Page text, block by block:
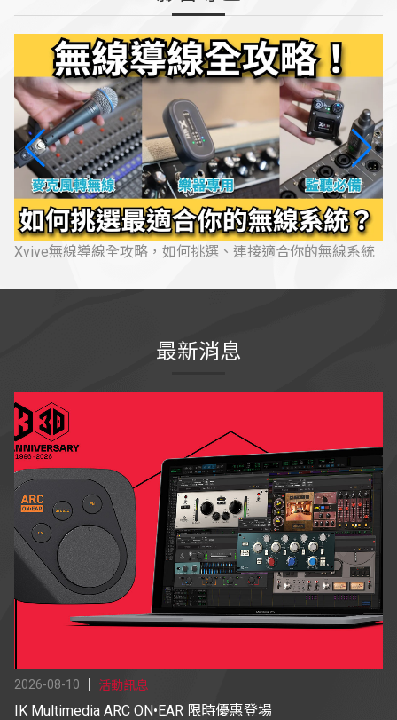
Xvive無線導線全攻略，如何挑選、連接適合你的無線系統
最新消息
2026-08-10 活動訊息
IK Multimedia ARC ON•EAR 限時優惠登場